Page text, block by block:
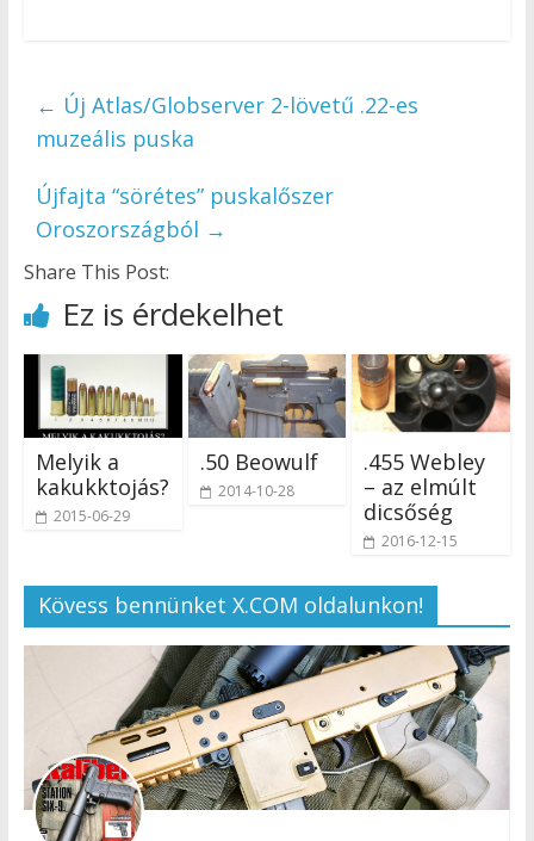
← Új Atlas/Globserver 2-lövetű .22-es
muzeális puska
Újfajta “sörétes” puskalőszer
Oroszországból →
Share This Post:
Ez is érdekelhet
Melyik a
kakukktojás?
2015-06-29
.50 Beowulf
2014-10-28
.455 Webley
– az elmúlt
dicsőség
2016-12-15
Kövess bennünket X.COM oldalunkon!